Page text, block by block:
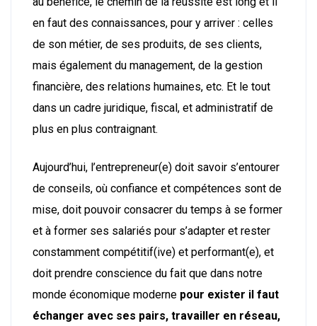
en faut des connaissances, pour y arriver : celles
de son métier, de ses produits, de ses clients,
mais également du management, de la gestion
financière, des relations humaines, etc. Et le tout
dans un cadre juridique, fiscal, et administratif de
plus en plus contraignant.
Aujourd’hui, l’entrepreneur(e) doit savoir s’entourer
de conseils, où confiance et compétences sont de
mise, doit pouvoir consacrer du temps à se former
et à former ses salariés pour s’adapter et rester
constamment compétitif(ive) et performant(e), et
doit prendre conscience du fait que dans notre
monde économique moderne pour exister il faut
échanger avec ses pairs, travailler en réseau,